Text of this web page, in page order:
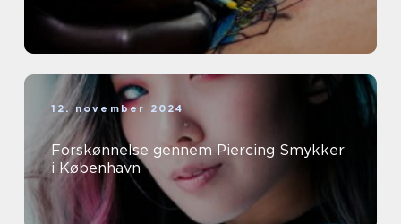
12. november 2024
Forskønnelse gennem Piercing Smykker
i København